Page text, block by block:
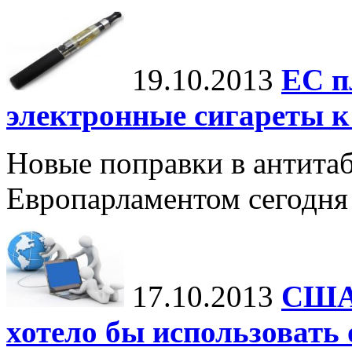
19.10.2013 ЕС
электронные сигареты
Новые поправки в
Европарламентом сегодня
17.10.2013 США:
хотело бы